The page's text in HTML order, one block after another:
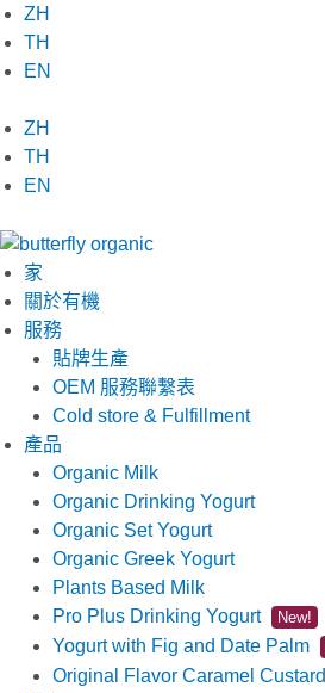
跳
至
内
ZH
TH
EN
ZH
TH
EN
家
關於有機
服務
貼牌生產
OEM 服務聯繫表
Cold store & Fulfillment
產品
Organic Milk
Organic Drinking Yogurt
Organic Set Yogurt
Organic Greek Yogurt
Plants Based Milk
Pro Plus Drinking Yogurt
New!
Yogurt with Fig and Date Palm
Original Flavor Caramel Custard
คา
รา
เมล
ตาร์ด
รส
ออ
จิ
นัล
数
量